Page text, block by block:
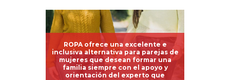
ROPA ofrece una excelente e
inclusiva alternativa para parejas de
mujeres que desean formar una
familia siempre con el apoyo y
orientación del experto que